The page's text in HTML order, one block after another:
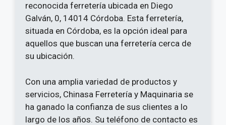
reconocida ferretería ubicada en Diego
Galván, 0, 14014 Córdoba. Esta ferretería,
situada en Córdoba, es la opción ideal para
aquellos que buscan una ferretería cerca de
su ubicación.
Con una amplia variedad de productos y
servicios, Chinasa Ferretería y Maquinaria se
ha ganado la confianza de sus clientes a lo
largo de los años. Su teléfono de contacto es